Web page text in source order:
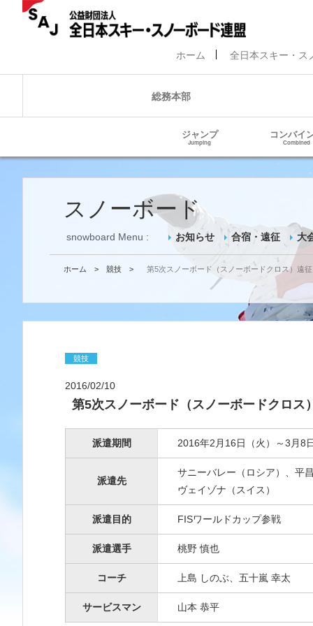
ホーム 全日本スキー・ス
総務本部
ジャンプ
Jumping
コンバイ
Combined
スノーボード
snowboard Menu : お知らせ 合宿・遠征 大
ホーム > 競技 > 第5次スノーボード（スノーボードクロス）遠征
競技
2016/02/10
第5次スノーボード（スノーボードクロス
派遣期間 2016年2月16日（火）～3月8
派遣先
サニーバレー（ロシア）、平
ヴェイゾナ（スイス）
派遣目的 FISワールドカップ参戦
派遣選手 桃野 慎也
コーチ 上島 しのぶ、五十嵐 幸太
サービスマン 山本 恭平